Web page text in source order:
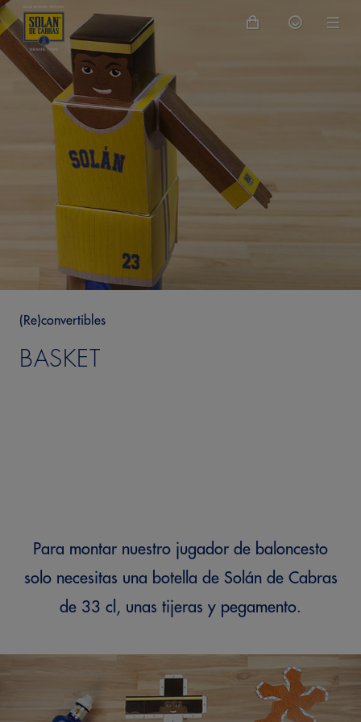
(Re)convertibles
BASKET
Para montar nuestro jugador de baloncesto
solo necesitas una botella de Solán de Cabras
de 33 cl, unas tijeras y pegamento.